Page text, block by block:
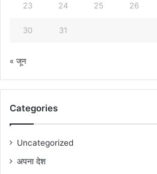
23 24 25 26
30 31
« जून
Categories
Uncategorized
अपना देश